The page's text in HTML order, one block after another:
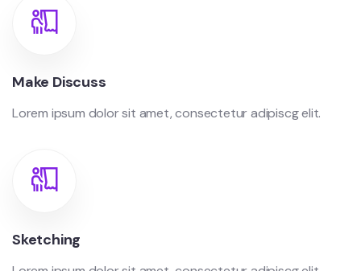
Make Discuss
Lorem ipsum dolor sit amet, consectetur adipiscg elit.
Sketching